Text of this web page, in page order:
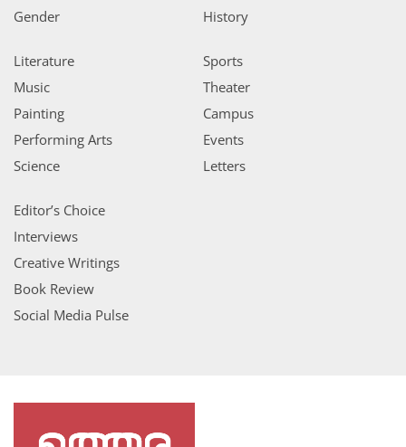
Gender
History
Literature
Music
Painting
Performing Arts
Science
Sports
Theater
Campus
Events
Letters
Editor’s Choice
Interviews
Creative Writings
Book Review
Social Media Pulse